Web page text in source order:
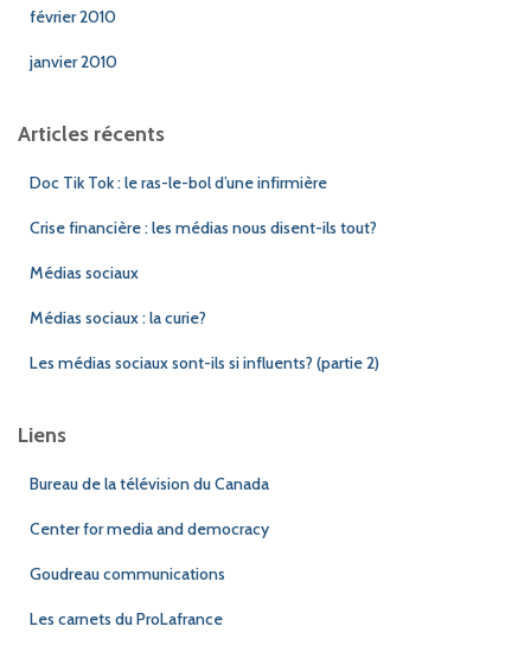
février 2010
janvier 2010
Articles récents
Doc Tik Tok : le ras-le-bol d’une infirmière
Crise financière : les médias nous disent-ils tout?
Médias sociaux
Médias sociaux : la curie?
Les médias sociaux sont-ils si influents? (partie 2)
Liens
Bureau de la télévision du Canada
Center for media and democracy
Goudreau communications
Les carnets du ProLafrance